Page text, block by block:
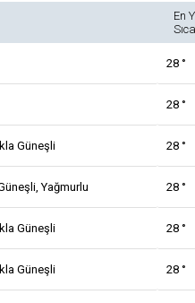
En
28 °
28 °
Güneşli 28 °
Yağmurlu 28 °
Güneşli 28 °
Güneşli 28 °